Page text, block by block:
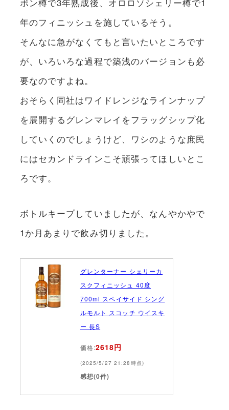
年のフィニッシュを施しているそう。
そんなに急がなくてもと言いたいところです
が、いろいろな過程で築浅のバージョンも必
要なのですよね。
おそらく同社はワイドレンジなラインナップ
を展開するグレンマレイをフラッグシップ化
していくのでしょうけど、ワシのような庶民
にはセカンドラインこそ頑張ってほしいとこ
ろです。
ボトルキープしていましたが、なんやかやで
1か月あまりで飲み切りました。
グレンターナー シェリーカ
スクフィニッシュ 40度
700ml スペイサイド シング
ルモルト スコッチ ウイスキ
ー 長S
価格:2618円
(2025/5/27 21:28時点)
感想(0件)